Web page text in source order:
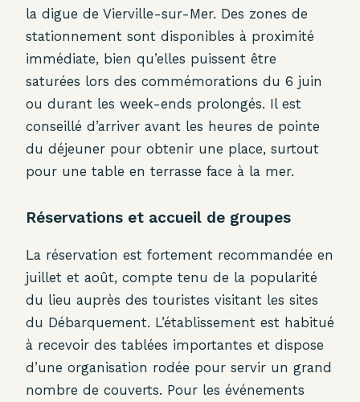
la digue de Vierville-sur-Mer. Des zones de
stationnement sont disponibles à proximité
immédiate, bien qu’elles puissent être
saturées lors des commémorations du 6 juin
ou durant les week-ends prolongés. Il est
conseillé d’arriver avant les heures de pointe
du déjeuner pour obtenir une place, surtout
pour une table en terrasse face à la mer.
Réservations et accueil de groupes
La réservation est fortement recommandée en
juillet et août, compte tenu de la popularité
du lieu auprès des touristes visitant les sites
du Débarquement. L’établissement est habitué
à recevoir des tablées importantes et dispose
d’une organisation rodée pour servir un grand
nombre de couverts. Pour les événements